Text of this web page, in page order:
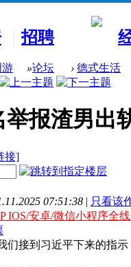
招聘
游 »论坛 › 德式生活
举报渣男出
接]
07:51:38 | 只看该
IOS/安卓/微信小程序全
们接到习近平下来的指